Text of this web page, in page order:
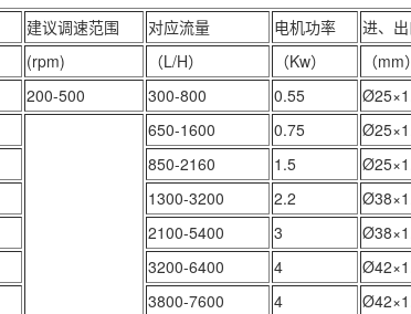
建议调速范围 对应流量 电机功率
进、
(rpm) （L/H） （Kw）
（mm）
200-500 300-800 0.55
650-1600 0.75
850-2160 1.5
1300-3200 2.2
2100-5400 3
3200-6400 4
3800-7600 4